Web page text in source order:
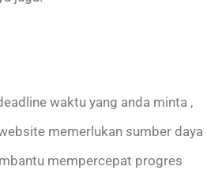
waktu yang anda minta ,
memerlukan sumber daya
mempercepat progres